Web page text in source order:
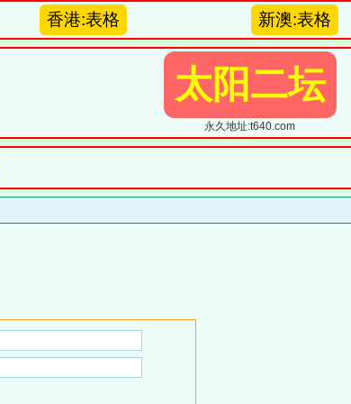
香港:表格 新澳:表格
太阳二坛
永久地址:t640.com